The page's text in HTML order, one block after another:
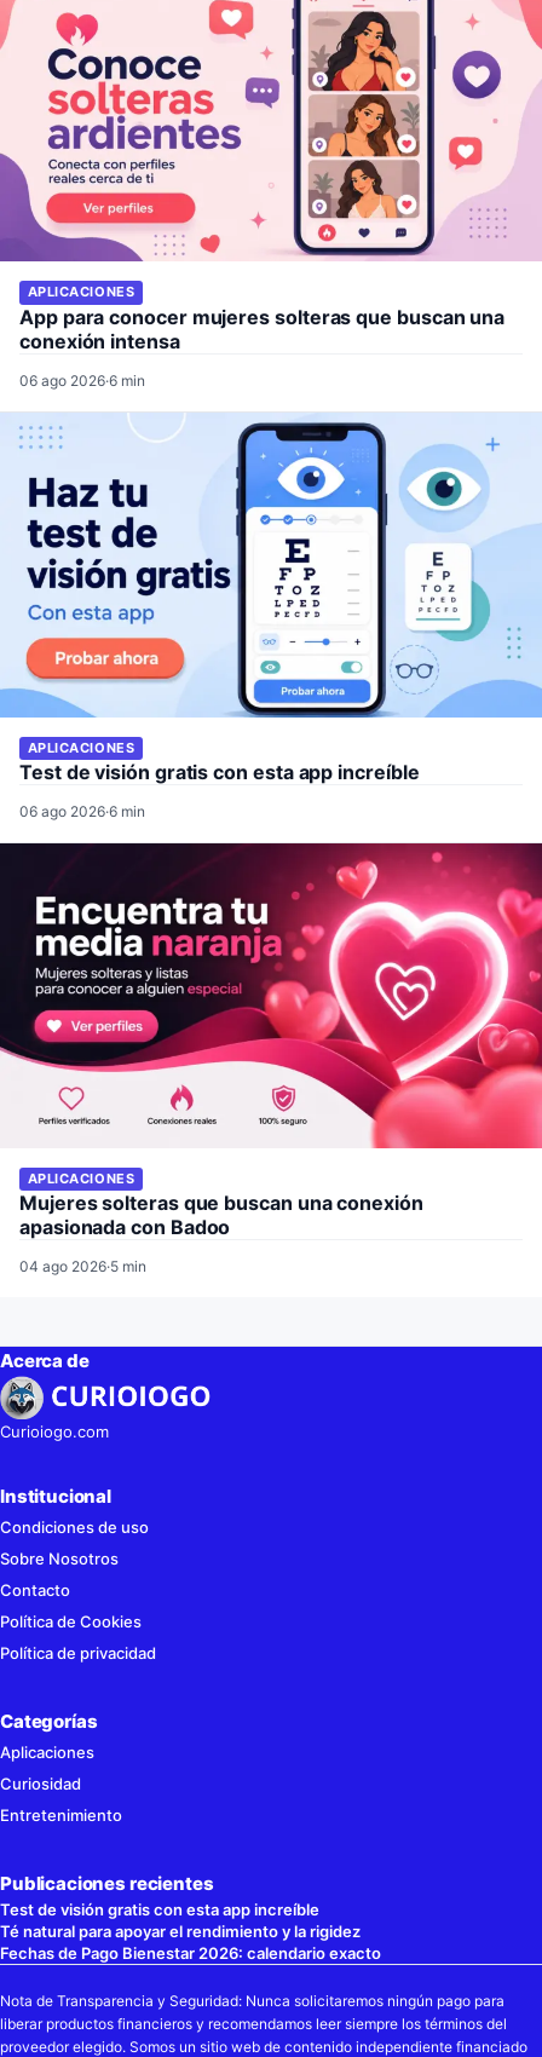
APLICACIONES
App para conocer mujeres solteras que buscan una
conexión intensa
06 ago 2026·6 min
APLICACIONES
Test de visión gratis con esta app increíble
06 ago 2026·6 min
APLICACIONES
Mujeres solteras que buscan una conexión
apasionada con Badoo
04 ago 2026·5 min
Acerca de
Curioiogo.com
Institucional
Condiciones de uso
Sobre Nosotros
Contacto
Política de Cookies
Política de privacidad
Categorías
Aplicaciones
Curiosidad
Entretenimiento
Publicaciones recientes
Test de visión gratis con esta app increíble
Té natural para apoyar el rendimiento y la rigidez
Fechas de Pago Bienestar 2026: calendario exacto
Nota de Transparencia y Seguridad: Nunca solicitaremos ningún pago para
liberar productos financieros y recomendamos leer siempre los términos del
proveedor elegido. Somos un sitio web de contenido independiente financiado